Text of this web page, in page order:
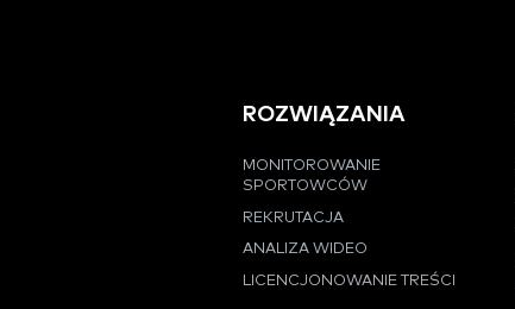
ROZWIĄZANIA
MONITOROWANIE
SPORTOWCÓW
REKRUTACJA
ANALIZA WIDEO
LICENCJONOWANIE TREŚCI